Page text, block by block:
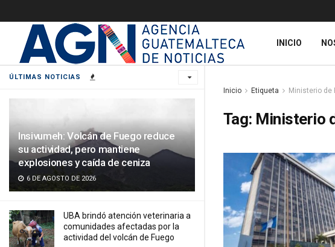
ÚLTIMAS NOTICIAS
Insivumeh: Volcán de Fuego reduce
su actividad, pero mantiene
explosiones y caída de ceniza
6 DE AGOSTO DE 2026
UBA brindó atención veterinaria a
comunidades afectadas por la
actividad del volcán de Fuego
INICIO
Inicio Etiqueta Ministerio de
Tag: Ministerio